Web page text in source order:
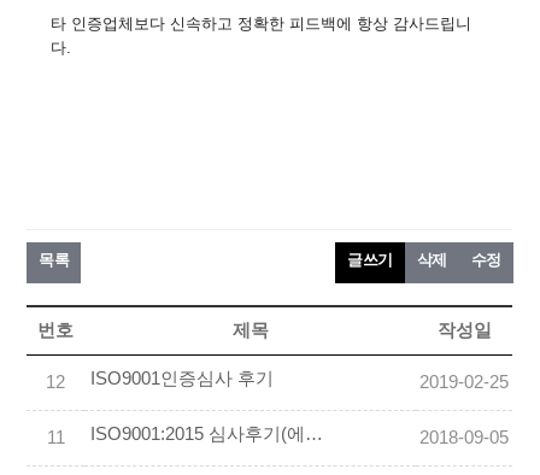
타 인증업체보다 신속하고 정확한 피드백에 항상 감사드립니
다.
목록 수정
삭제
글쓰기
번호 제목 작성일
12 ISO9001인증심사 후기 2019-02-25
11 ISO9001:2015 심사후기(에이치씨엔씨) 2018-09-05